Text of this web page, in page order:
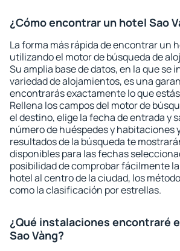
¿Cómo encontrar un hotel Sao
La forma más rápida de encontrar un
utilizando el motor de búsqueda de
Su amplia base de datos, en la que se
variedad de alojamientos, es una
encontrarás exactamente lo que
Rellena los campos del motor de
el destino, elige la fecha de entrada y
número de huéspedes y habitaciones
resultados de la búsqueda te
disponibles para las fechas
posibilidad de comprobar fácilmente
hotel al centro de la ciudad, los
como la clasificación por estrellas.
¿Qué instalaciones encontraré
Sao Vàng?